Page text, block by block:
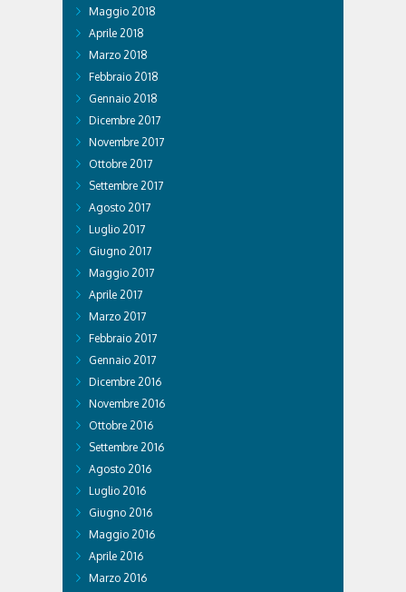
Maggio 2018
Aprile 2018
Marzo 2018
Febbraio 2018
Gennaio 2018
Dicembre 2017
Novembre 2017
Ottobre 2017
Settembre 2017
Agosto 2017
Luglio 2017
Giugno 2017
Maggio 2017
Aprile 2017
Marzo 2017
Febbraio 2017
Gennaio 2017
Dicembre 2016
Novembre 2016
Ottobre 2016
Settembre 2016
Agosto 2016
Luglio 2016
Giugno 2016
Maggio 2016
Aprile 2016
Marzo 2016